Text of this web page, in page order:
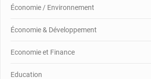
Économie / Environnement
Économie & Développement
Economie et Finance
Education